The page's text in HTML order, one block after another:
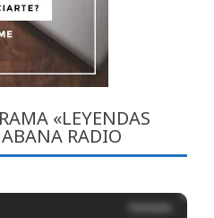
«LEYENDAS
RADIO